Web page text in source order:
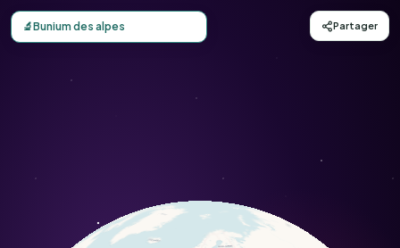
Carte d'observation du Bunium des alpes (Bunium
🔬Bunium des alpes Partager